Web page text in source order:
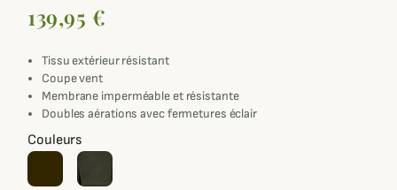
139,95 €
Tissu extérieur résistant
Coupe vent
Membrane imperméable et résistante
Doubles aérations avec fermetures éclair
Couleurs